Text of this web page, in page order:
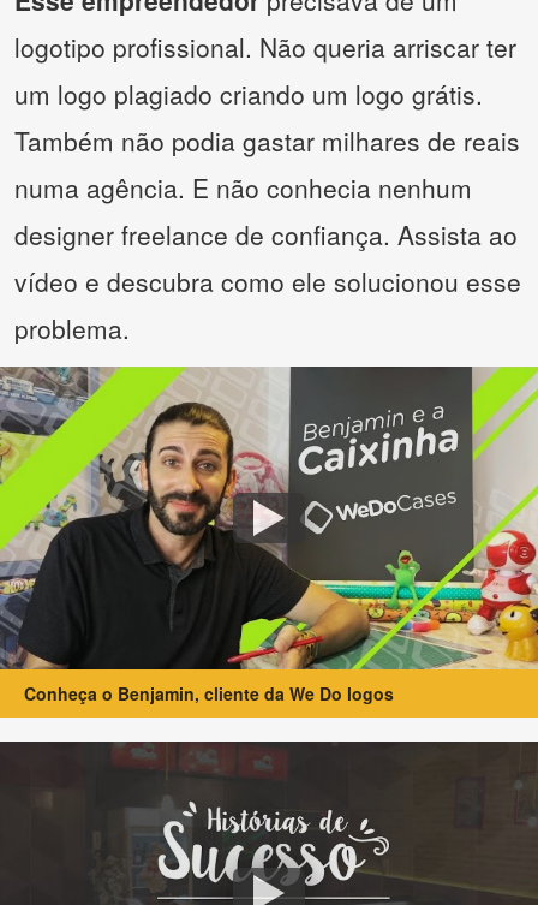
logotipo profissional. Não queria arriscar ter
um logo plagiado criando um logo grátis.
Também não podia gastar milhares de reais
numa agência. E não conhecia nenhum
designer freelance de confiança. Assista ao
vídeo e descubra como ele solucionou esse
problema.
Conheça o Benjamin, cliente da We Do logos